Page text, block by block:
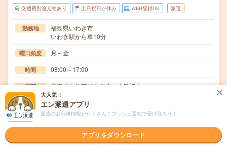
交通費別途支給あり 土日祝日が休み WEB登録OK 派遣
勤務地
福島県いわき市
いわき駅から車10分
曜日頻度 月～金
時間 08:00～17:00
期間 長期でお仕事できる方、大歓迎！
時給 時給1200円
交通費
交通費規定内支給
仕事内容 小型モーター製造に関わる部材調達や資材管理業務【取り
大人気！
エン派遣アプリ
派遣のお仕事情報がたくさん！プッシュ通知で受け取ろう！
アプリをダウンロード